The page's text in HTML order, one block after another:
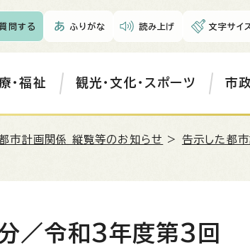
問する ふりがな 読み上げ 文字サイ
・福祉 観光・文化・スポーツ 市
市計画関係 縦覧等のお知らせ > 告示した都
／令和3年度第3回